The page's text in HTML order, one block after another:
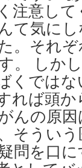
注意し
て気に
。それ
。 しか
くでは
れば頭
んの原
そうい
問を口